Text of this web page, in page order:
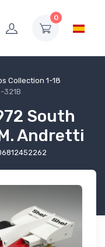
0
Collection 1-18
321B
South
Andretti